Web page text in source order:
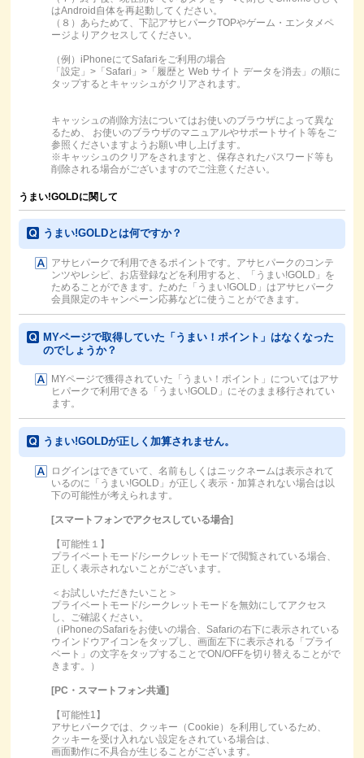
はAndroid自体を再起動してください。
（８）あらためて、下記アサヒパークTOPやゲーム・エンタメペ
ージよりアクセスしてください。
（例）iPhoneにてSafariをご利用の場合
「設定」>「Safari」>「履歴と Web サイト データを消去」の順に
タップするとキャッシュがクリアされます。
キャッシュの削除方法についてはお使いのブラウザによって異な
るため、 お使いのブラウザのマニュアルやサポートサイト等をご
参照くださいますようお願い申し上げます。
※キャッシュのクリアをされますと、保存されたパスワード等も
削除される場合がございますのでご注意ください。
うまい!GOLDに関して
うまい!GOLDとは何ですか？
アサヒパークで利用できるポイントです。アサヒパークのコンテ
ンツやレシピ、お店登録などを利用すると、「うまい!GOLD」を
ためることができます。ためた「うまい!GOLD」はアサヒパーク
会員限定のキャンペーン応募などに使うことができます。
MYページで取得していた「うまい！ポイント」はなくなった
のでしょうか？
MYページで獲得されていた「うまい！ポイント」についてはアサ
ヒパークで利用できる「うまい!GOLD」にそのまま移行されてい
ます。
うまい!GOLDが正しく加算されません。
ログインはできていて、名前もしくはニックネームは表示されて
いるのに「うまい!GOLD」が正しく表示・加算されない場合は以
下の可能性が考えられます。
[スマートフォンでアクセスしている場合]
【可能性１】
プライベートモード/シークレットモードで閲覧されている場合、
正しく表示されないことがございます。
＜お試しいただきたいこと＞
プライベートモード/シークレットモードを無効にしてアクセス
し、ご確認ください。
（iPhoneのSafariをお使いの場合、Safariの右下に表示されている
ウインドウアイコンをタップし、画面左下に表示される「プライ
ベート」の文字をタップすることでON/OFFを切り替えることがで
きます。）
[PC・スマートフォン共通]
【可能性1】
アサヒパークでは、クッキー（Cookie）を利用しているため、
クッキーを受け入れない設定をされている場合は、
画面動作に不具合が生じることがございます。